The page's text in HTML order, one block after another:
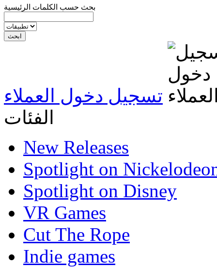
بحث حسب الكلمات الرئيسية
تسجيل دخول العملاء
الفئات
New Releases
Spotlight on
Spotlight on Disney
VR Games
Cut The Rope
Indie games